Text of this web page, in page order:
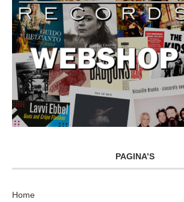
PAGINA’S
Home